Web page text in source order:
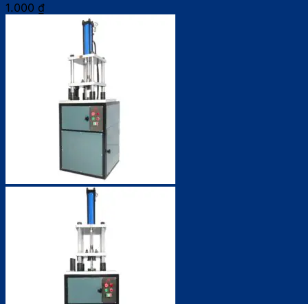
1.000 ₫